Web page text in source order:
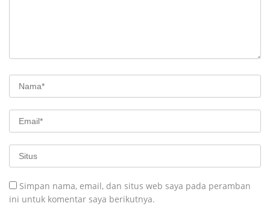
Simpan nama, email, dan situs web saya pada peramban
ini untuk komentar saya berikutnya.